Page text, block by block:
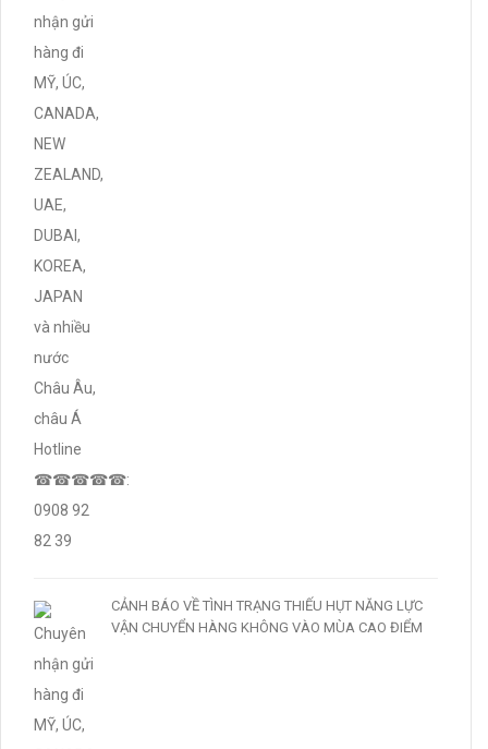
CẢNH BÁO VỀ TÌNH TRẠNG THIẾU HỤT NĂNG LỰC
VẬN CHUYỂN HÀNG KHÔNG VÀO MÙA CAO ĐIỂM